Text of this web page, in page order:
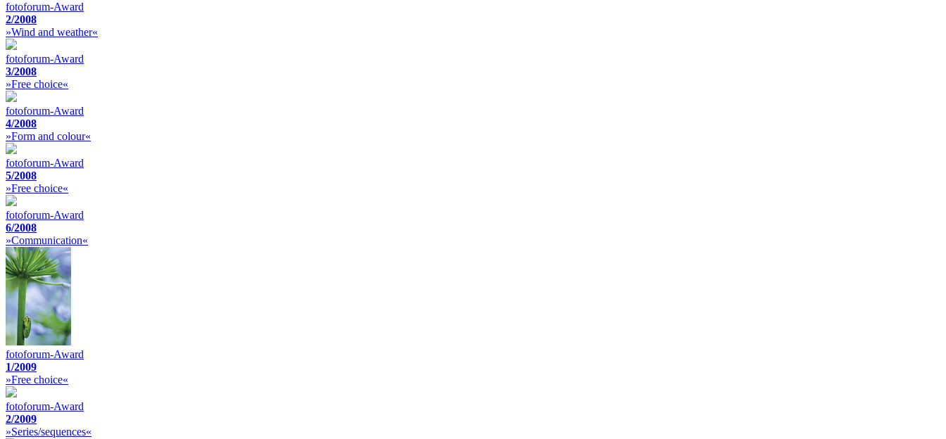
fotoforum-Award
2/2008
»Wind and weather«
fotoforum-Award
3/2008
»Free choice«
fotoforum-Award
4/2008
»Form and colour«
fotoforum-Award
5/2008
»Free choice«
fotoforum-Award
6/2008
»Communication«
fotoforum-Award
1/2009
»Free choice«
fotoforum-Award
2/2009
»Series/sequences«